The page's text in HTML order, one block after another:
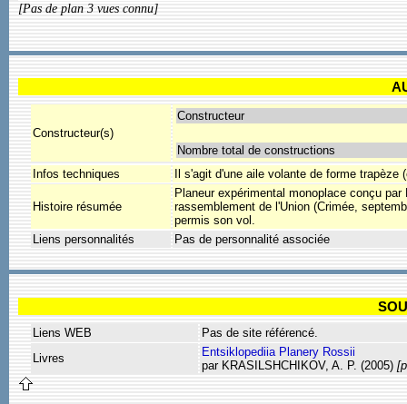
[Pas de plan 3 vues connu]
Constructeur(s)
Constructeur
Nombre total de constructions
Infos techniques
Il s'agit d'une aile volante de forme trapèze
Histoire résumée
Planeur expérimental monoplace conçu
rassemblement de l'Union (Crimée,
permis son vol.
Liens personnalités
Pas de personnalité associée
Liens WEB
Pas de site référencé.
Livres
Entsiklopediia Planery Rossii
par KRASILSHCHIKOV, A. P. (2005)